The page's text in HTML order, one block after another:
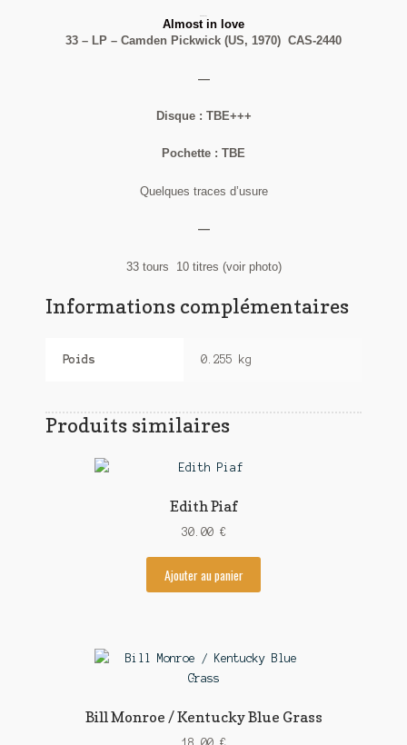
Almost in love
33 – LP – Camden Pickwick (US, 1970) CAS-2440
—
Disque : TBE+++
Pochette : TBE
Quelques traces d’usure
—
33 tours 10 titres (voir photo)
Informations complémentaires
Poids 0.255 kg
Produits similaires
Edith Piaf
30.00 €
Ajouter au panier
Bill Monroe / Kentucky Blue Grass